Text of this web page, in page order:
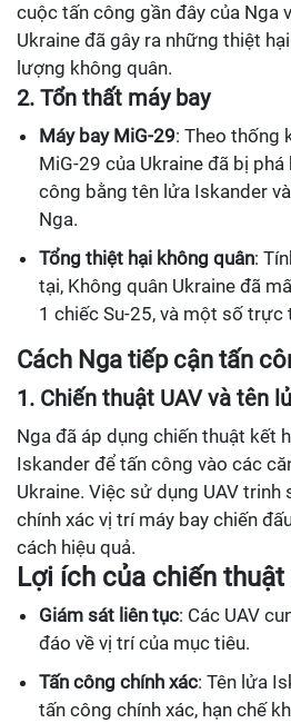
cuộc tấn công gần đây của Nga
Ukraine đã gây ra những thiệt
lượng không quân.
2. Tổn thất máy bay
Máy bay MiG-29: Theo thống
MiG-29 của Ukraine đã bị
công bằng tên lửa Iskander
Nga.
Tổng thiệt hại không quân:
tại, Không quân Ukraine đã
1 chiếc Su-25, và một số trực
Cách Nga tiếp cận tấn
1. Chiến thuật UAV và tên
Nga đã áp dụng chiến thuật kết
Iskander để tấn công vào các
Ukraine. Việc sử dụng UAV trinh
chính xác vị trí máy bay chiến
cách hiệu quả.
Lợi ích của chiến thuật
Giám sát liên tục: Các UAV
đáo về vị trí của mục tiêu.
Tấn công chính xác: Tên lửa
tấn công chính xác, hạn chế